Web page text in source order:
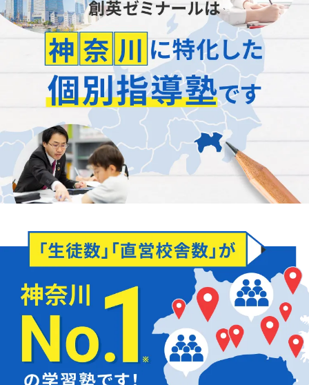
「正社員が担当」します
どんなことでもお聞かせください